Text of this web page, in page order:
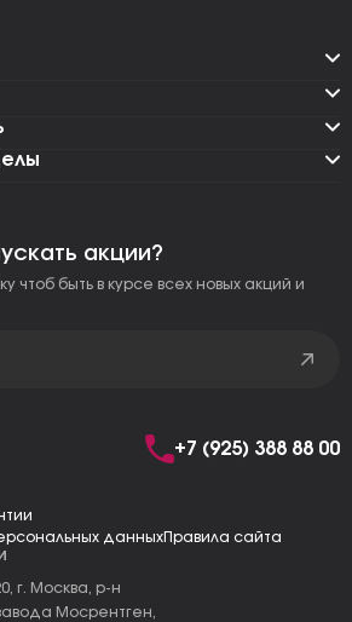
г. Москва, р-н
Мосрентген,
акции?
чтоб быть в курсе всех новых акций и
+7 (925) 388 88 00
данныхПравила сайта